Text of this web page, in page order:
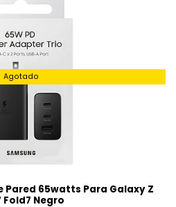
Agotado
Pared 65watts Para Galaxy Z
Fold7 Negro